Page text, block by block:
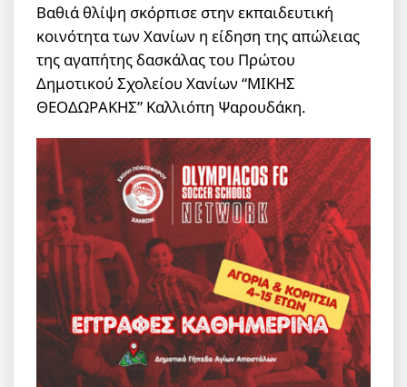
Βαθιά θλίψη σκόρπισε στην εκπαιδευτική
κοινότητα των Χανίων η είδηση της απώλειας
της αγαπήτης δασκάλας του Πρώτου
Δημοτικού Σχολείου Χανίων “ΜΙΚΗΣ
ΘΕΟΔΩΡΑΚΗΣ” Καλλιόπη Ψαρουδάκη.